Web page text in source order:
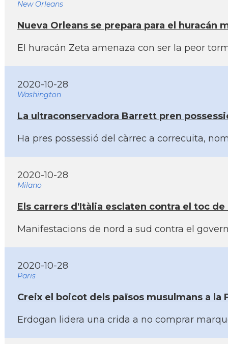
New Orleans
Nueva Orleans se prepara para el huracán
El huracán Zeta amenaza con ser la peor
2020-10-28
Washington
La ultraconservadora Barrett pren
Ha pres possessió del càrrec a correcuita,
2020-10-28
Milano
Els carrers d'Itàlia esclaten contra el toc
Manifestacions de nord a sud contra el
2020-10-28
Paris
Creix el boicot dels països musulmans a la
Erdogan lidera una crida a no comprar